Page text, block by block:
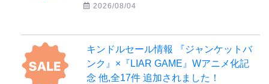
2026/08/04
キンドルセール情報 『ジャンケットバ
ンク』×『LIAR GAME』Wアニメ化記
念 他,全17件 追加されました！